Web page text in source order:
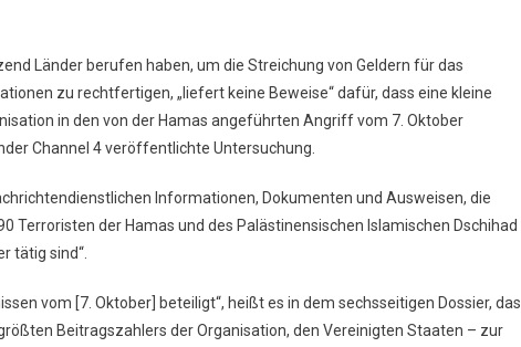
Länder berufen haben, um die Streichung von Geldern für das
zu rechtfertigen, „liefert keine Beweise“ dafür, dass eine kleine
in den von der Hamas angeführten Angriff vom 7. Oktober
Channel 4 veröffentlichte Untersuchung.
Informationen, Dokumenten und Ausweisen, die
Terroristen der Hamas und des Palästinensischen Islamischen Dschihad
tätig sind“.
vom [7. Oktober] beteiligt“, heißt es in dem sechsseitigen Dossier, das
Beitragszahlers der Organisation, den Vereinigten Staaten – zur